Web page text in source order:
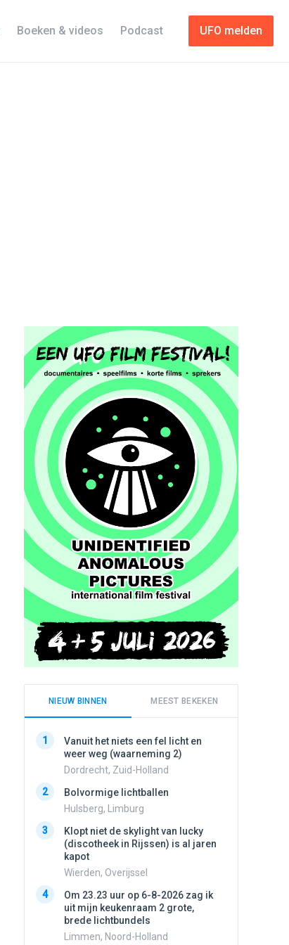
UFO melden
Boeken & videos Podcast
NIEUW BINNEN MEEST BEKEKEN
1
Vanuit het niets een fel licht en
weer weg (waarneming 2)
Dordrecht, Zuid-Holland
2
Bolvormige lichtballen
Hulsberg, Limburg
3
Klopt niet de skylight van lucky
(discotheek in Rijssen) is al jaren
kapot
Wierden, Overijssel
4
Om 23.23 uur op 6-8-2026 zag ik
uit mijn keukenraam 2 grote,
brede lichtbundels
Limmen, Noord-Holland